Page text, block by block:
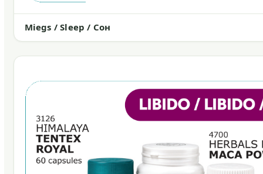
Miegs / Sleep / Сон